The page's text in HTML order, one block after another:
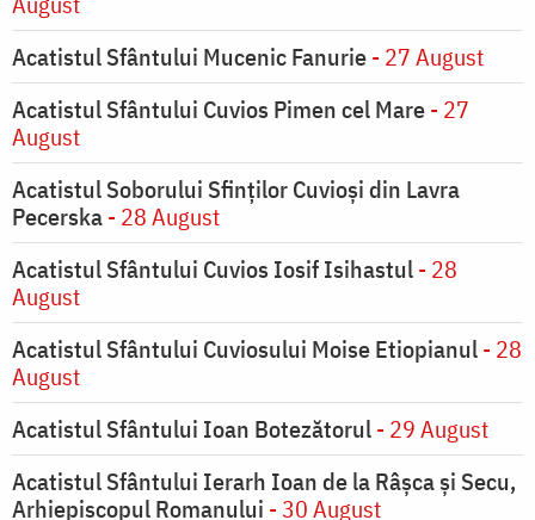
Acatistul Sfântului Mucenic Fanurie- 27 August
Acatistul Sfântului Cuvios Pimen cel Mare- 27
August
Acatistul Soborului Sfinților Cuvioși din Lavra
Pecerska- 28 August
Acatistul Sfântului Cuvios Iosif Isihastul- 28
August
Acatistul Sfântului Cuviosului Moise Etiopianul- 28
August
Acatistul Sfântului Ioan Botezătorul- 29 August
Acatistul Sfântului Ierarh Ioan de la Râşca şi Secu,
Arhiepiscopul Romanului - 30 August